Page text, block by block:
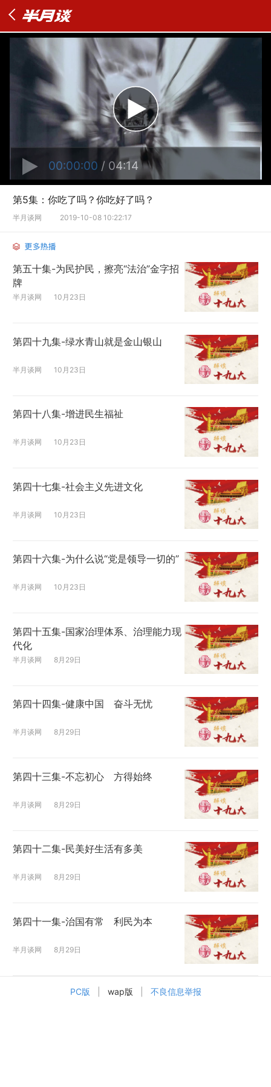
00:00:00
第5集：你吃了吗？你吃好了吗？
半月谈网 2019-10-08 10:22:17
第五十集-为民护民，擦亮“法治”金字招
牌
半月谈网 10月23日
第四十九集-绿水青山就是金山银山
半月谈网 10月23日
第四十八集-增进民生福祉
半月谈网 10月23日
第四十七集-社会主义先进文化
半月谈网 10月23日
第四十六集-为什么说“党是领导一切的”
半月谈网 10月23日
第四十五集-国家治理体系、治理能力现
代化
半月谈网 8月29日
第四十四集-健康中国 奋斗无忧
半月谈网 8月29日
第四十三集-不忘初心 方得始终
半月谈网 8月29日
第四十二集-民美好生活有多美
半月谈网 8月29日
第四十一集-治国有常 利民为本
半月谈网 8月29日
PC版 wap版 不良信息举报